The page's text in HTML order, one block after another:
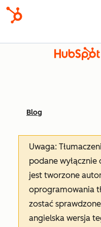
Blog
Uwaga:
podane wyłącznie
jest tworzone
oprogramowania
zostać
angielska wersja